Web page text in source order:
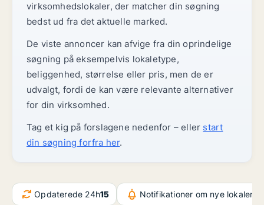
virksomhedslokaler, der matcher din søgning
bedst ud fra det aktuelle marked.
De viste annoncer kan afvige fra din oprindelige
søgning på eksempelvis lokaletype,
beliggenhed, størrelse eller pris, men de er
udvalgt, fordi de kan være relevante alternativer
for din virksomhed.
Tag et kig på forslagene nedenfor – eller start
din søgning forfra her.
Opdaterede 24h15 Notifikationer om nye lokaler